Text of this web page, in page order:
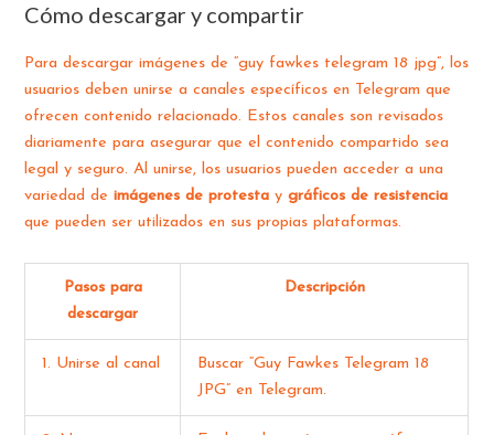
Cómo descargar y compartir
Para descargar imágenes de “guy fawkes telegram 18 jpg”, los
usuarios deben unirse a canales específicos en Telegram que
ofrecen contenido relacionado. Estos canales son revisados
diariamente para asegurar que el contenido compartido sea
legal y seguro. Al unirse, los usuarios pueden acceder a una
variedad deimágenes de protesta ygráficos de resistencia
que pueden ser utilizados en sus propias plataformas.
Pasos para
descargar
Descripción
1. Unirse al canal
Buscar “Guy Fawkes Telegram 18
JPG” en Telegram.